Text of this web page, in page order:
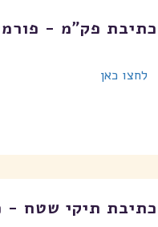
כתיבת פק"מ -
לחצו כאן
כתיבת תיקי שטח -